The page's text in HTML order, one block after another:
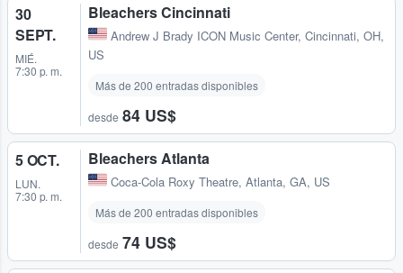
30
SEPT.
MIÉ.
7:30 p. m.
Bleachers Cincinnati
Andrew J Brady ICON Music Center, Cincinnati, OH,
US
Más de 200 entradas disponibles
desde 84 US$
5 OCT.
LUN.
7:30 p. m.
Bleachers Atlanta
Coca-Cola Roxy Theatre, Atlanta, GA, US
Más de 200 entradas disponibles
desde 74 US$